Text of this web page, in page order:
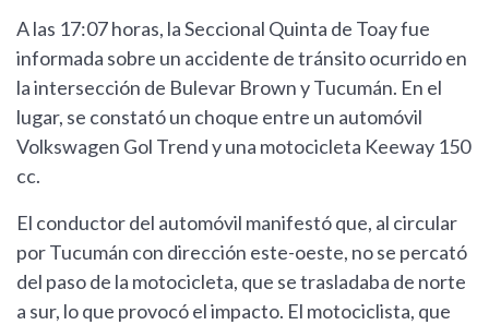
A las 17:07 horas, la Seccional Quinta de Toay fue
informada sobre un accidente de tránsito ocurrido en
la intersección de Bulevar Brown y Tucumán. En el
lugar, se constató un choque entre un automóvil
Volkswagen Gol Trend y una motocicleta Keeway 150
cc.
El conductor del automóvil manifestó que, al circular
por Tucumán con dirección este-oeste, no se percató
del paso de la motocicleta, que se trasladaba de norte
a sur, lo que provocó el impacto. El motociclista, que